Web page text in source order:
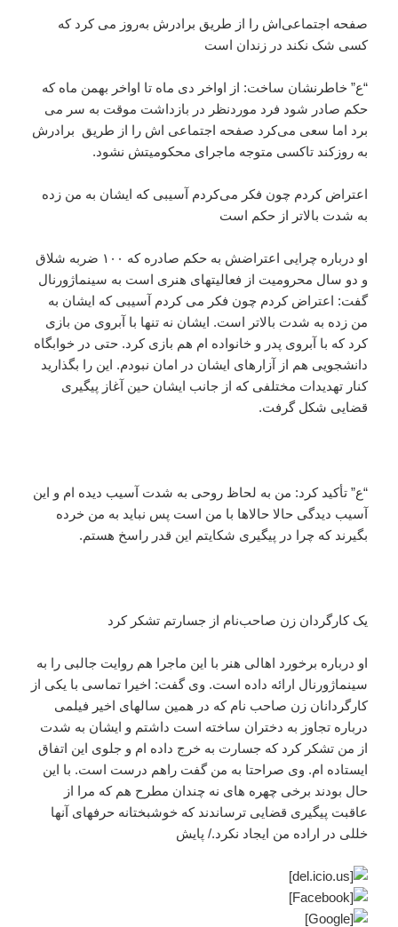
صفحه اجتماعی‌اش را از طریق برادرش به‌روز می کرد که
کسی شک نکند در زندان است
“ع” خاطرنشان ساخت: از اواخر دی ماه تا اواخر بهمن ماه که
حکم صادر شود فرد موردنظر در بازداشت موقت به سر می
برد اما سعی می‌کرد صفحه اجتماعی اش را از طریق برادرش
به روزکند تاکسی متوجه ماجرای محکومیتش نشود.
اعتراض کردم چون فکر می‌کردم آسیبی که ایشان به من زده
به شدت بالاتر از حکم است
او درباره چرایی اعتراضش به حکم صادره که ۱۰۰ ضربه شلاق
و دو سال محرومیت از فعالیتهای هنری است به سینماژورنال
گفت: اعتراض کردم چون فکر می کردم آسیبی که ایشان به
من زده به شدت بالاتر است. ایشان نه تنها با آبروی من بازی
کرد که با آبروی پدر و خانواده ام هم بازی کرد. حتی در خوابگاه
دانشجویی هم از آزارهای ایشان در امان نبودم. این را بگذارید
کنار تهدیدات مختلفی که از جانب ایشان حین آغاز پیگیری
قضایی شکل گرفت.
“ع” تأکید کرد: من به لحاظ روحی به شدت آسیب دیده ام و این
آسیب دیدگی حالا حالاها با من است پس نباید به من خرده
بگیرند که چرا در پیگیری شکایتم این قدر راسخ هستم.
یک کارگردان زن صاحب‌نام از جسارتم تشکر کرد
او درباره برخورد اهالی هنر با این ماجرا هم روایت جالبی را به
سینماژورنال ارائه داده است. وی گفت: اخیرا تماسی با یکی از
کارگردانان زن صاحب نام که در همین سالهای اخیر فیلمی
درباره تجاوز به دختران ساخته است داشتم و ایشان به شدت
از من تشکر کرد که جسارت به خرج داده ام و جلوی این اتفاق
ایستاده ام. وی صراحتا به من گفت راهم درست است. با این
حال بودند برخی چهره های نه چندان مطرح هم که مرا از
عاقبت پیگیری قضایی ترساندند که خوشبختانه حرفهای آنها
خللی در اراده من ایجاد نکرد./ پایش